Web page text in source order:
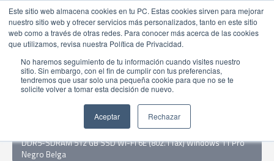
Este sitio web almacena cookies en tu PC. Estas cookies sirven para mejorar
nuestro sitio web y ofrecer servicios más personalizados, tanto en este sitio
web como a través de otras redes. Para conocer más acerca de las cookies
que utilizamos, revisa nuestra Política de Privacidad.
No haremos seguimiento de tu información cuando visites nuestro
sitio. Sin embargo, con el fin de cumplir con tus preferencias,
tendremos que usar solo una pequeña cookie para que no se te
solicite volver a tomar esta decisión de nuevo.
Aceptar Rechazar
Computadores| Laptops
| Lenovo ThinkPad T14 Gen 5 (Intel) Intel Core Ultra 7 155U
Computadora portátil 35,6 cm (14") Pantalla táctil WUXGA 16 GB
DDR5-SDRAM 512 GB SSD Wi-Fi 6E (802.11ax) Windows 11 Pro
Negro Belga